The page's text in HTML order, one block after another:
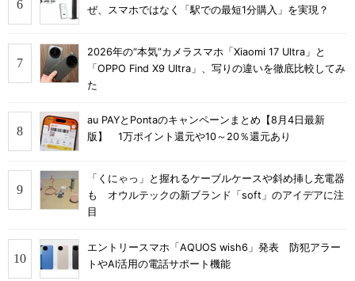
ぜ、スマホではなく「駅での最短1分購入」を実現？
2026年の“本気”カメラスマホ「Xiaomi 17 Ultra」と
「OPPO Find X9 Ultra」、写りの違いを徹底比較してみ
た
au PAYとPontaのキャンペーンまとめ【8月4日最新
版】 1万ポイント還元や10～20％還元あり
「くにゃっ」と握れるケーブルケースや斜め挿し充電器
も オウルテックの新ブランド「soft」のアイデアに注
目
エントリースマホ「AQUOS wish6」発表 防犯アラー
トやAI活用の電話サポート機能